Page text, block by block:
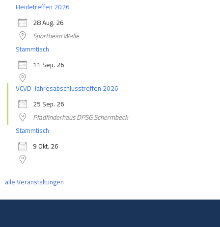
Heidetreffen 2026
28 Aug. 26
Sportheim Walle
Stammtisch
11 Sep. 26
VCVD-Jahresabschlusstreffen 2026
25 Sep. 26
Pfadfinderhaus DPSG Schermbeck
Stammtisch
9 Okt. 26
alle Veranstaltungen